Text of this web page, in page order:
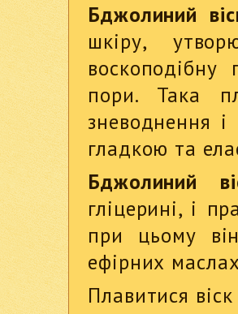
Бджолиний
шкіру,
пори. Така
зневоднення
гладкою та
Бджолиний
гліцерині, і
при цьому
ефірних
Плавитися